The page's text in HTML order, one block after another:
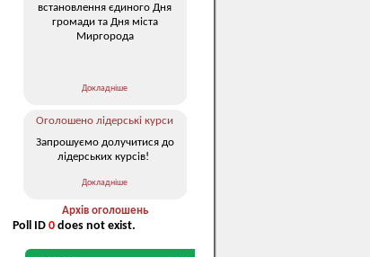
встановлення єдиного Дня
громади та Дня міста
Миргорода
Докладніше
Оголошено лідерські курси
Запрошуємо долучитися до
лідерських курсів!
Докладніше
Архів оголошень
Poll ID 0 does not exist.